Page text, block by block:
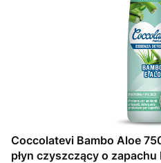
Coccolatevi Bambo Aloe
płyn czyszczący o